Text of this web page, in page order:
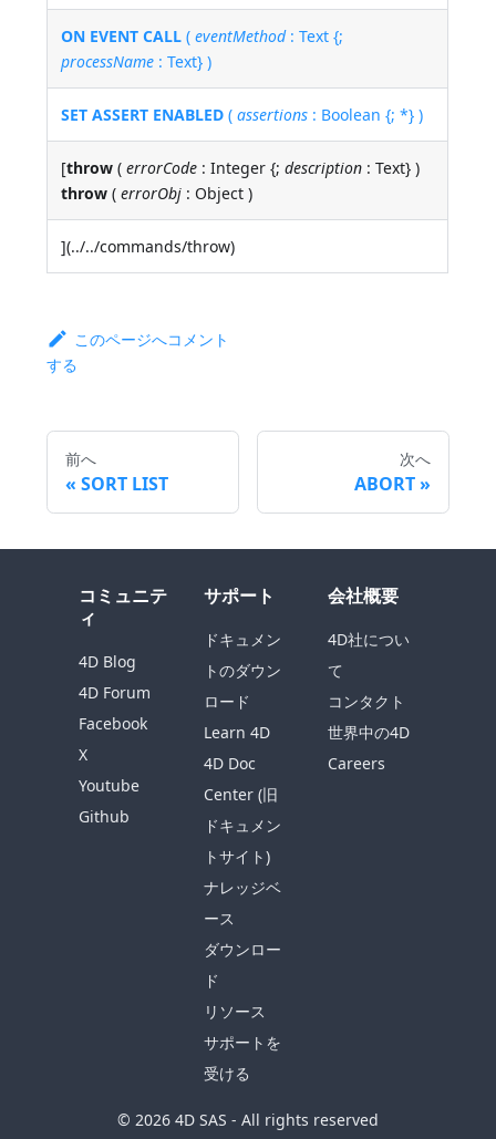
ON EVENT CALL (eventMethod: Text {;
processName : Text} )
SET ASSERT ENABLED (assertions : Boolean {; *} )
[throw (errorCode : Integer {;description : Text} )
throw (errorObj : Object )
](../../commands/throw)
このページへコメント
する
前へ
SORT LIST
次へ
ABORT
コミュニテ
ィ
4D Blog
4D Forum
Facebook
X
Youtube
Github
サポート
ドキュメン
トのダウン
ロード
Learn 4D
4D Doc
Center (旧
ドキュメン
トサイト)
ナレッジベ
ース
ダウンロー
ド
リソース
サポートを
受ける
会社概要
4D社につい
て
コンタクト
世界中の4D
Careers
© 2026 4D SAS - All rights reserved